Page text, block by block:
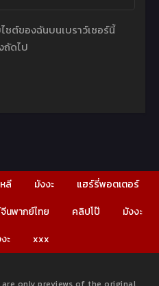
ซต์ของฉันบนเบราว์เซอร์นี้
ถัดไป
ลี มังงะ
แฮร์รี่พอตเตอร์
นพากย์ไทย คลิปโป๊
มังงะ
ะ xxx